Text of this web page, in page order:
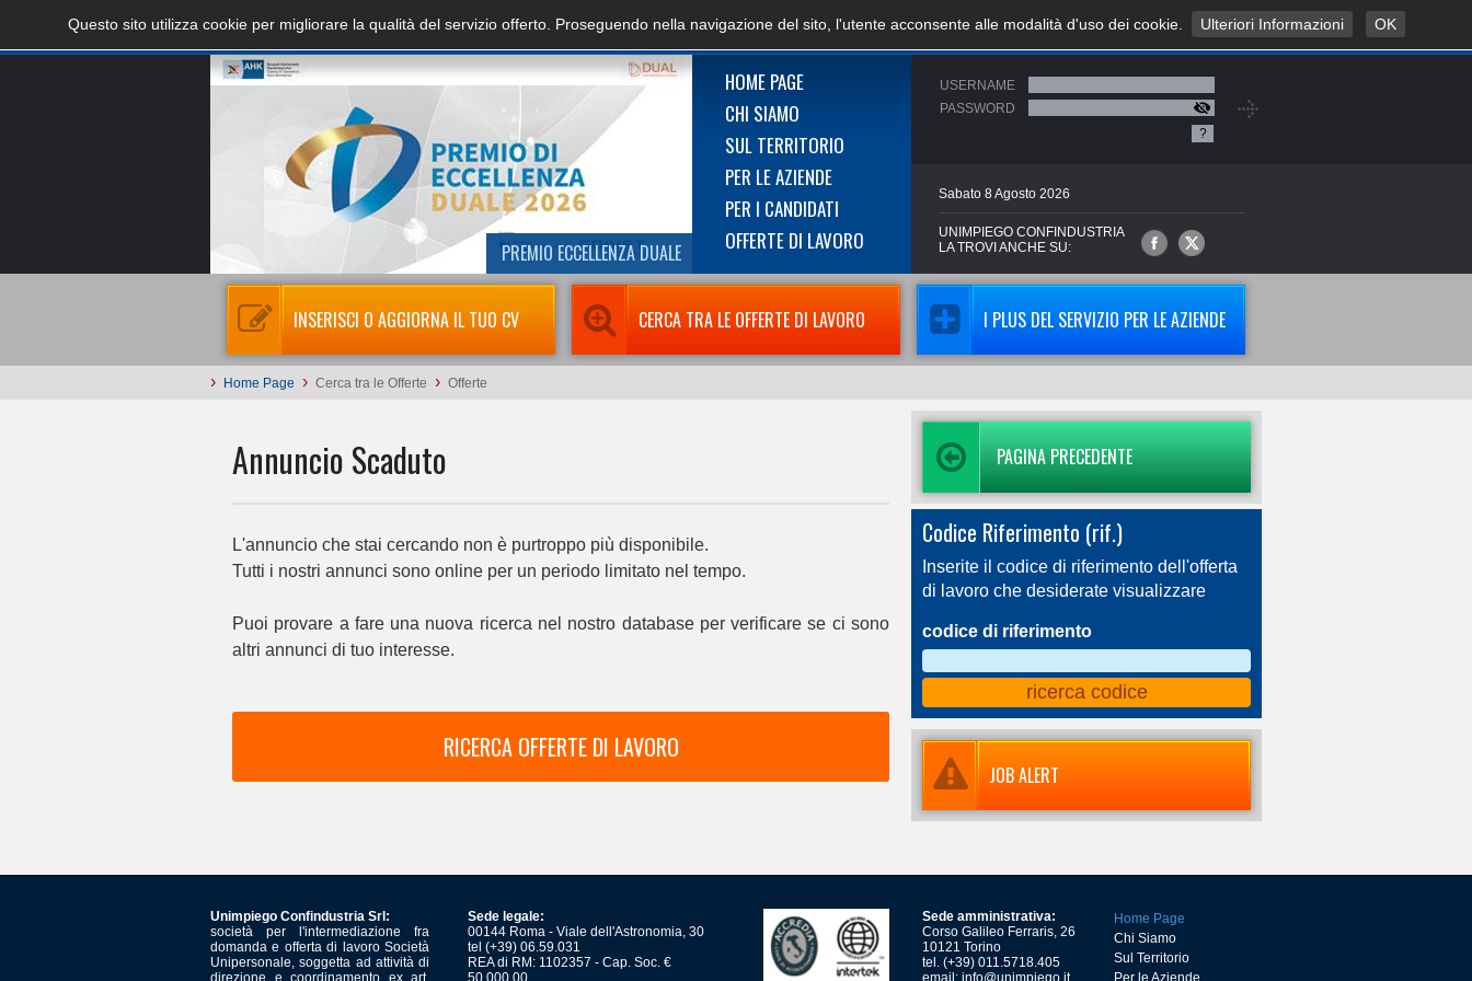
PREMIO ECCELLENZA DUALE
HOME PAGE
CHI SIAMO
SUL TERRITORIO
PER LE AZIENDE
PER I CANDIDATI
OFFERTE DI LAVORO
USERNAME
PASSWORD
?
Sabato 8Agosto 2026
UNIMPIEGO CONFINDUSTRIA
LA TROVI ANCHE SU:
INSERISCI O AGGIORNA IL TUO CV CERCA TRA LE OFFERTE DI LAVORO I PLUS DEL SERVIZIO PER LE AZIENDE
› Home Page › Cerca tra le Offerte › Offerte
Annuncio Scaduto
L'annuncio che stai cercando non è purtroppo più disponibile.
Tutti i nostri annunci sono online per un periodo limitato nel tempo.
Puoi provare a fare una nuova ricerca nel nostro database per verificare se ci sono
altri annunci di tuo interesse.
RICERCA OFFERTE DI LAVORO
PAGINA PRECEDENTE
Codice Riferimento (rif.)
Inserite il codice di riferimento dell'offerta
di lavoro che desiderate visualizzare
codice di riferimento
JOB ALERT
Unimpiego Confindustria Srl:
società per l'intermediazione fra
domanda e offerta di lavoro Società
Unipersonale, soggetta ad attività di
direzione e coordinamento ex art.
Sede legale:
00144 Roma - Viale dell'Astronomia, 30
tel (+39) 06.59.031
REA di RM: 1102357 - Cap. Soc. €
50.000,00
Sede amministrativa:
Corso Galileo Ferraris, 26
10121 Torino
tel. (+39) 011.5718.405
email: info@unimpiego.it
Home Page
Chi Siamo
Sul Territorio
Per le Aziende
Questo sito utilizza cookie per migliorare la qualità del servizio offerto. Proseguendo nella navigazione del sito, l'utente acconsente alle modalità d'uso dei cookie. Ulteriori Informazioni OK